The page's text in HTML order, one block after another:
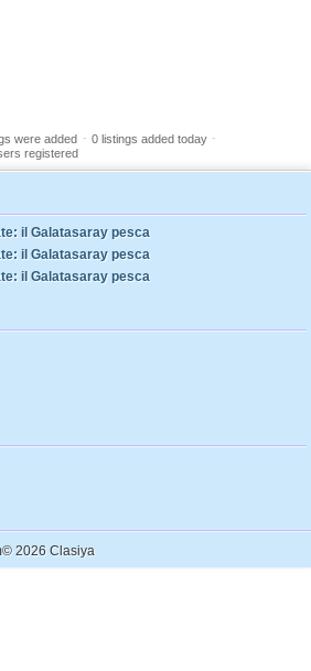
were added - 0 listings added today -
registered
il Galatasaray pesca
il Galatasaray pesca
il Galatasaray pesca
© 2026 Clasiya